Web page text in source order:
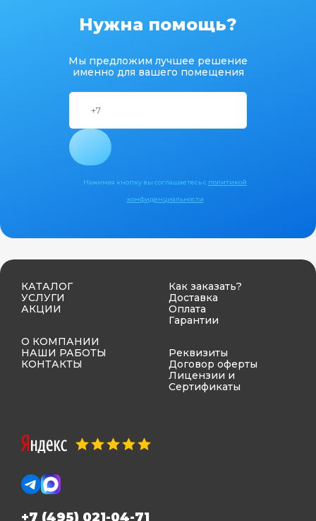
Нужна помощь?
Мы предложим лучшее решение
именно для вашего помещения
Нажимая кнопку вы соглашаетесь с политикой
конфиденциальности
КАТАЛОГ
УСЛУГИ
АКЦИИ
О КОМПАНИИ
НАШИ РАБОТЫ
КОНТАКТЫ
Как заказать?
Доставка
Оплата
Гарантии
Реквизиты
Договор оферты
Лицензии и
Сертификаты
+7 (495) 021-04-71